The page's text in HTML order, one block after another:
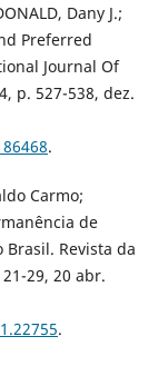
Dany J.;
Preferred
Journal Of
p. 527-538, dez.
.
Carmo;
de
Revista da
29, 20 abr.
.